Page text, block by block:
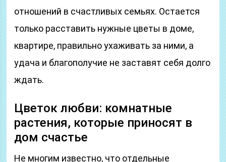
отношений в счастливых семьях. Остается
только расставить нужные цветы в доме,
квартире, правильно ухаживать за ними, а
удача и благополучие не заставят себя долго
ждать.
Цветок любви: комнатные
растения, которые приносят в
дом счастье
Не многим известно, что отдельные